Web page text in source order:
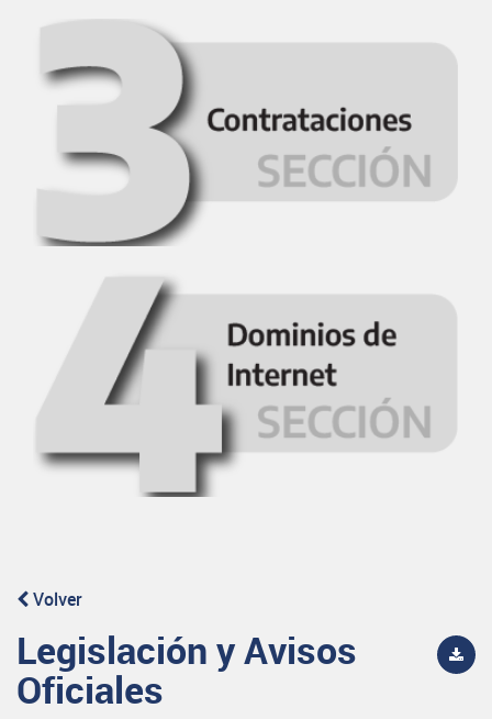
Volver
Legislación y Avisos
Oficiales